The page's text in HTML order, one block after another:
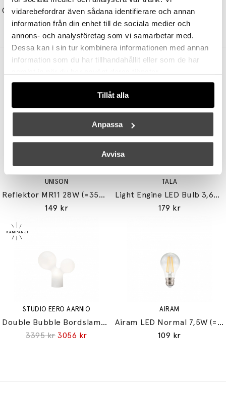
vidarebefordrar även sådana identifierare och annan
information från din enhet till de sociala medier och
annons- och analysföretag som vi samarbetar med.
Dessa kan i sin tur kombinera informationen med annan
information som du har tillhandahållit eller som de har
Tillåt alla
Anpassa
Avvisa
Collect Ljushållare SC58 Medium Brushed Brass
515 kr 412 kr
15665 kr 12532 kr
Andra köpte även
UNISON
Reflektor MR11 28W (=35W) GU10
149 kr
TALA
Light Engine LED Bulb 3,6W (=33W) 2700K G9 Lightly Frosted
179 kr
STUDIO EERO AARNIO
Double Bubble Bordslampa Small
3395 kr 3056 kr
AIRAM
Airam LED Normal 7,5W (=60W) E27
109 kr